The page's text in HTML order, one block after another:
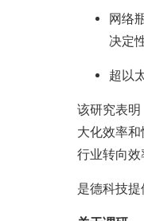
网络
决定
超以
该研究表明
大化效率
行业转向效
是德科技提